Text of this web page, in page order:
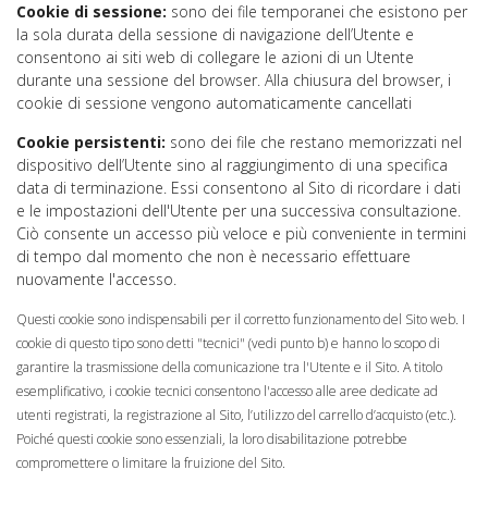
Cookie di sessione: sono dei file temporanei che esistono per
la sola durata della sessione di navigazione dell’Utente e
consentono ai siti web di collegare le azioni di un Utente
durante una sessione del browser. Alla chiusura del browser, i
cookie di sessione vengono automaticamente cancellati
Cookie persistenti: sono dei file che restano memorizzati nel
dispositivo dell’Utente sino al raggiungimento di una specifica
data di terminazione. Essi consentono al Sito di ricordare i dati
e le impostazioni dell'Utente per una successiva consultazione.
Ciò consente un accesso più veloce e più conveniente in termini
di tempo dal momento che non è necessario effettuare
nuovamente l'accesso.
Questi cookie sono indispensabili per il corretto funzionamento del Sito web. I
cookie di questo tipo sono detti "tecnici" (vedi punto b) e hanno lo scopo di
garantire la trasmissione della comunicazione tra l'Utente e il Sito. A titolo
esemplificativo, i cookie tecnici consentono l'accesso alle aree dedicate ad
utenti registrati, la registrazione al Sito, l’utilizzo del carrello d’acquisto (etc.).
Poiché questi cookie sono essenziali, la loro disabilitazione potrebbe
compromettere o limitare la fruizione del Sito.